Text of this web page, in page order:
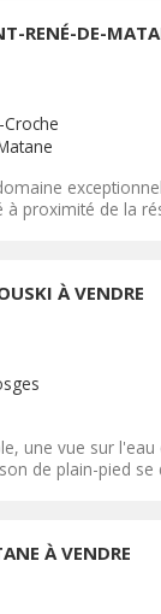
RENÉ-DE-
à proximité de la
À VENDRE
une vue sur
de plain-pied se
À VENDRE